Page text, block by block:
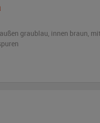
außen graublau, innen braun, mit